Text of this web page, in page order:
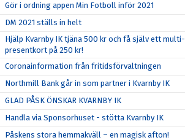
Gör i ordning appen Min Fotboll inför 2021
DM 2021 ställs in helt
Hjälp Kvarnby IK tjäna 500 kr och få själv ett multi-
presentkort på 250 kr!
Coronainformation från fritidsförvaltningen
Northmill Bank går in som partner i Kvarnby IK
GLAD PÅSK ÖNSKAR KVARNBY IK
Handla via Sponsorhuset - stötta Kvarnby IK
Påskens stora hemmakväll – en magisk afton!